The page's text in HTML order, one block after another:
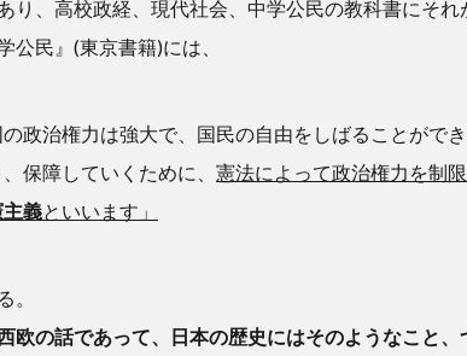
り、高校政経、現代社会、中学公民の教科書にそれ
公民』(東京書籍)には、
の政治権力は強大で、国民の自由をしばることがで
保障していくために、 憲法によって政治権力を制
義といいます」
。
欧の話であって、日本の歴史にはそのようなこと